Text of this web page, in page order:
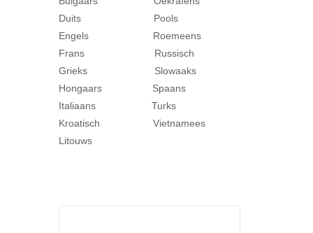
Duits Pools
Engels Roemeens
Frans Russisch
Grieks Slowaaks
Hongaars Spaans
Italiaans Turks
Kroatisch Vietnamees
Litouws